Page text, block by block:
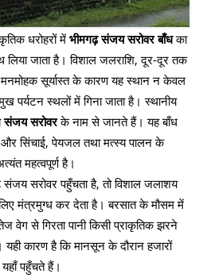
धरोहरों में भीमगढ़ संजय सरोवर बाँधका
जाता है। विशाल जलराशि, दूर-दूर तक
मनमोहक सूर्यास्त के कारण यह स्थान न केवल
पर्यटन स्थलों में गिना जाता है। स्थानीय
संजय सरोवरके नाम से जानते हैं। यह बाँध
और सिंचाई, पेयजल तथा मत्स्य पालन के
महत्वपूर्ण है।
संजय सरोवर पहुँचता है, तो विशाल जलाशय
मंत्रमुग्ध कर देता है। बरसात के मौसम में
से गिरता पानी किसी प्राकृतिक झरने
कारण है कि मानसून के दौरान हजारों
पहुँचते हैं।